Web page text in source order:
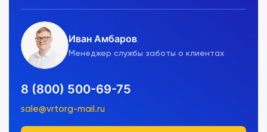
Иван Амбаров
Менеджер службы заботы о клиентах
8 (800) 500-69-75
sale@vrtorg-mail.ru